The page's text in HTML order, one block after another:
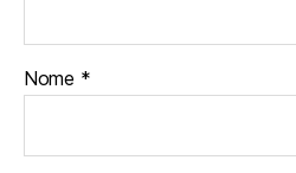
Nome *